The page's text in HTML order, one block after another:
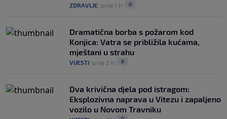
ZDRAVLJE prije 1 h 0
Dramatična borba s požarom kod
Konjica: Vatra se približila kućama,
mještani u strahu
VIJESTI prije 2 h 0
Dva krivična djela pod istragom:
Eksplozivna naprava u Vitezu i zapaljeno
vozilo u Novom Travniku